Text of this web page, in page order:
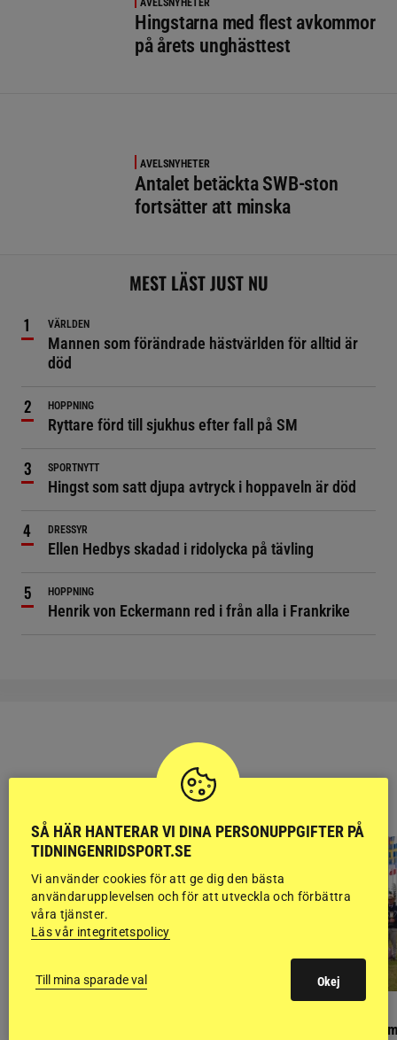
AVELSNYHETER
Hingstarna med flest avkommor
på årets unghästtest
AVELSNYHETER
Antalet betäckta SWB-ston
fortsätter att minska
MEST LÄST JUST NU
VÄRLDEN
Mannen som förändrade hästvärlden för alltid är
död
HOPPNING
Ryttare förd till sjukhus efter fall på SM
SPORTNYTT
Hingst som satt djupa avtryck i hoppaveln är död
DRESSYR
Ellen Hedbys skadad i ridolycka på tävling
HOPPNING
Henrik von Eckermann red i från alla i Frankrike
RIDSPORT
Finaldag med
SÅ HÄR HANTERAR VI DINA PERSONUPPGIFTER PÅ
TIDNINGENRIDSPORT.SE
Vi använder cookies för att ge dig den bästa
användarupplevelsen och för att utveckla och förbättra
våra tjänster.
Läs vår integritetspolicy
Till mina sparade val Okej